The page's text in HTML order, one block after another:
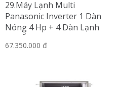
29.Máy Lạnh Multi
Panasonic Inverter 1 Dàn
Nóng 4 Hp + 4 Dàn Lạnh
Nối Ống Gió 1 Hp-1.5 Hp
67.350.000 đ